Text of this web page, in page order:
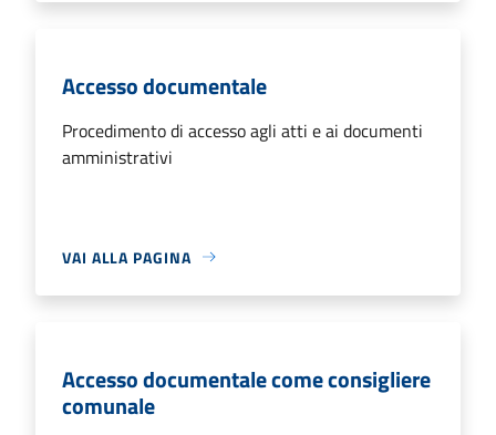
Accesso documentale
Procedimento di accesso agli atti e ai documenti
amministrativi
VAI ALLA PAGINA
Accesso documentale come consigliere
comunale